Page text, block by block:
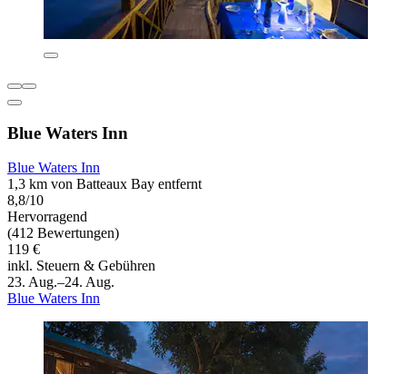
Blue Waters Inn
Blue Waters Inn
1,3 km von Batteaux Bay entfernt
8,8/10
Hervorragend
(412 Bewertungen)
119 €
inkl. Steuern & Gebühren
23. Aug.–24. Aug.
Blue Waters Inn